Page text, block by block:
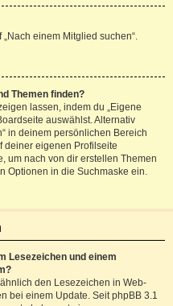
einem Mitglied suchen“.
Themen finden?
lassen, indem du „Eigene
auswählst. Alternativ
in deinem persönlichen Bereich
deiner eigenen Profilseite
um nach von dir erstellen Themen
Optionen in die Suchmaske ein.
Lesezeichen und einem
den Lesezeichen in Web-
bei einem Update. Seit phpBB 3.1